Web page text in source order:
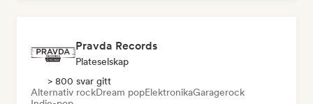
Pravda Records
Plateselskap
> 800 svar gitt
Alternativ rockDream popElektronikaGaragerock